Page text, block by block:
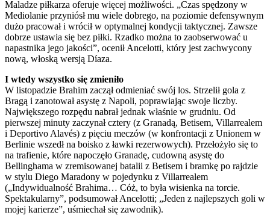
Maladze piłkarza oferuje więcej możliwości. „Czas spędzony w
Mediolanie przyniósł mu wiele dobrego, na poziomie defensywnym
dużo pracował i wrócił w optymalnej kondycji taktycznej. Zawsze
dobrze ustawia się bez piłki. Rzadko można to zaobserwować u
napastnika jego jakości”, ocenił Ancelotti, który jest zachwycony
nową, włoską wersją Díaza.
I wtedy wszystko się zmieniło
W listopadzie Brahim zaczął odmieniać swój los. Strzelił gola z
Bragą i zanotował asystę z Napoli, poprawiając swoje liczby.
Największego rozpędu nabrał jednak właśnie w grudniu. Od
pierwszej minuty zaczynał cztery (z Granadą, Betisem, Villarrealem
i Deportivo Alavés) z pięciu meczów (w konfrontacji z Unionem w
Berlinie wszedł na boisko z ławki rezerwowych). Przełożyło się to
na trafienie, które napoczęło Granadę, cudowną asystę do
Bellinghama w zremisowanej batalii z Betisem i bramkę po rajdzie
w stylu Diego Maradony w pojedynku z Villarrealem
(„Indywidualność Brahima… Cóż, to była wisienka na torcie.
Spektakularny”, podsumował Ancelotti; „Jeden z najlepszych goli w
mojej karierze”, uśmiechał się zawodnik).